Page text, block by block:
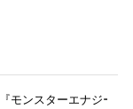
『モンスターエナジー